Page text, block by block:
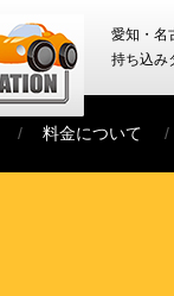
愛知・名
持ち込み
料金について